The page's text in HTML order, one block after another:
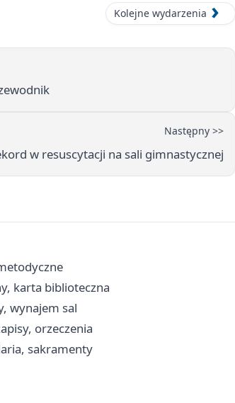
Kolejne wydarzenia
Następny >>
w resuscytacji na sali gimnastycznej
karta biblioteczna
wynajem sal
orzeczenia
sakramenty